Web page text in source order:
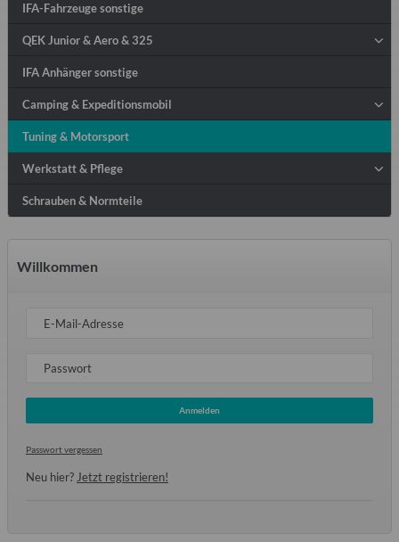
IFA-Fahrzeuge sonstige
QEK Junior & Aero & 325
IFA Anhänger sonstige
Camping & Expeditionsmobil
Tuning & Motorsport
Werkstatt & Pflege
Schrauben & Normteile
Willkommen
E-Mail-Adresse
Passwort
Anmelden
Passwort vergessen
Neu hier?Jetzt registrieren!